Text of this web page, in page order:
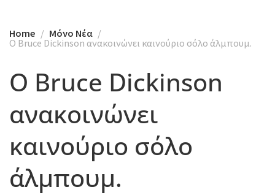
Home
Mόνο Νέα
O Bruce Dickinson ανακοινώνει καινούριο σόλο άλμπουμ.
O Bruce Dickinson
ανακοινώνει
καινούριο σόλο
άλμπουμ.